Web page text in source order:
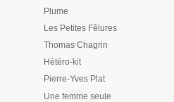
Plume
Les Petites Fêlures
Thomas Chagrin
Hétéro-kit
Pierre-Yves Plat
Une femme seule